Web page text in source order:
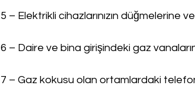
5 – Elektrikli cihazlarınızın düğmelerine
6 – Daire ve bina girişindeki gaz
7 – Gaz kokusu olan ortamlardaki